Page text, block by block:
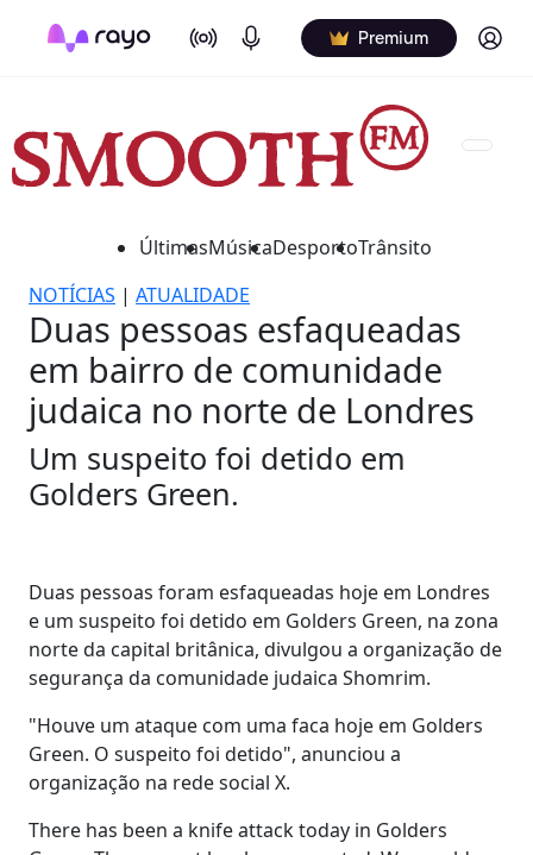
On Air Podcasts Premium Log in
ÚltimasMúsicaDesportoTrânsito
NOTÍCIAS | ATUALIDADE
Duas pessoas esfaqueadas
em bairro de comunidade
judaica no norte de Londres
Um suspeito foi detido em
Golders Green.
Duas pessoas foram esfaqueadas hoje em Londres
e um suspeito foi detido em Golders Green, na zona
norte da capital britânica, divulgou a organização de
segurança da comunidade judaica Shomrim.
"Houve um ataque com uma faca hoje em Golders
Green. O suspeito foi detido", anunciou a
organização na rede social X.
There has been a knife attack today in Golders